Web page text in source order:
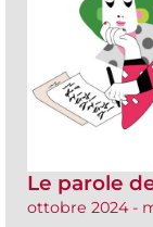
Le parole
ottobre 2024 -